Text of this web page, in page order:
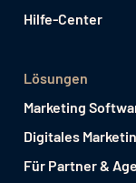
Hilfe-Center
Lösungen
Marketing
Digitales
Für Partner &